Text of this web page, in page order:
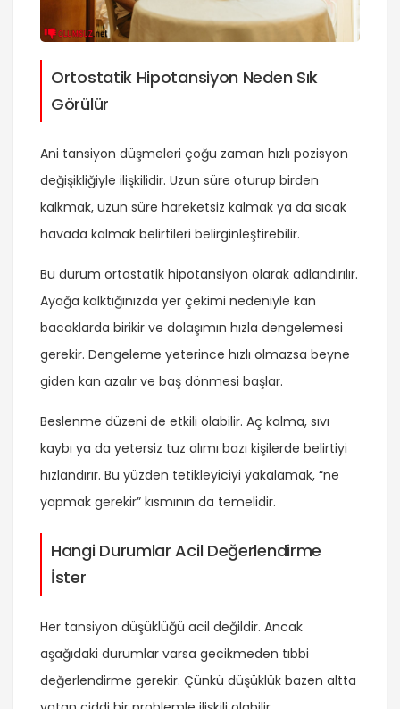
Ortostatik Hipotansiyon Neden Sık
Görülür
Ani tansiyon düşmeleri çoğu zaman hızlı pozisyon
değişikliğiyle ilişkilidir. Uzun süre oturup birden
kalkmak, uzun süre hareketsiz kalmak ya da sıcak
havada kalmak belirtileri belirginleştirebilir.
Bu durum ortostatik hipotansiyon olarak adlandırılır.
Ayağa kalktığınızda yer çekimi nedeniyle kan
bacaklarda birikir ve dolaşımın hızla dengelemesi
gerekir. Dengeleme yeterince hızlı olmazsa beyne
giden kan azalır ve baş dönmesi başlar.
Beslenme düzeni de etkili olabilir. Aç kalma, sıvı
kaybı ya da yetersiz tuz alımı bazı kişilerde belirtiyi
hızlandırır. Bu yüzden tetikleyiciyi yakalamak, “ne
yapmak gerekir” kısmının da temelidir.
Hangi Durumlar Acil Değerlendirme
İster
Her tansiyon düşüklüğü acil değildir. Ancak
aşağıdaki durumlar varsa gecikmeden tıbbi
değerlendirme gerekir. Çünkü düşüklük bazen altta